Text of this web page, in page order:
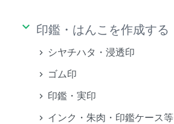
keyboard_arrow_down 印鑑・はんこを作成する
シヤチハタ・浸透印
ゴム印
印鑑・実印
インク・朱肉・印鑑ケース等